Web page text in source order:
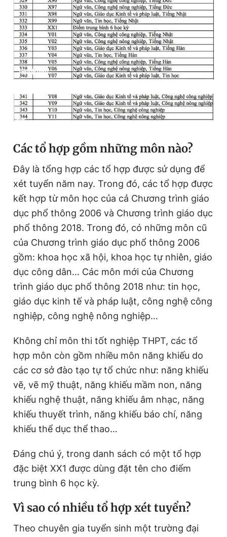
Các tổ hợp gồm những môn nào?
Đây là tổng hợp các tổ hợp được sử dụng để
xét tuyển năm nay. Trong đó, các tổ hợp được
kết hợp từ môn học của cả Chương trình giáo
dục phổ thông 2006 và Chương trình giáo dục
phổ thông 2018. Trong đó, có những môn cũ
của Chương trình giáo dục phổ thông 2006
gồm: khoa học xã hội, khoa học tự nhiên, giáo
dục công dân… Các môn mới của Chương
trình giáo dục phổ thông 2018 như: tin học,
giáo dục kinh tế và pháp luật, công nghệ công
nghiệp, công nghệ nông nghiệp…
Không chỉ môn thi tốt nghiệp THPT, các tổ
hợp môn còn gồm nhiều môn năng khiếu do
các cơ sở đào tạo tự tổ chức như: năng khiếu
vẽ, vẽ mỹ thuật, năng khiếu mầm non, năng
khiếu nghệ thuật, năng khiếu âm nhạc, năng
khiếu thuyết trình, năng khiếu báo chí, năng
khiếu thể dục thể thao…
Đáng chú ý, trong danh sách có một tổ hợp
đặc biệt XX1 được dùng đặt tên cho điểm
trung bình 6 học kỳ.
Vì sao có nhiều tổ hợp xét tuyển?
Theo chuyên gia tuyển sinh một trường đại